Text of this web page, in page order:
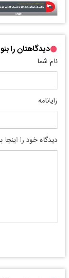
دیدگاهتان را
نام شما
رایانامه
دیدگاه خود را اینجا